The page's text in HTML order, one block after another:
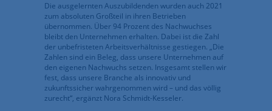
Die ausgelernten Auszubildenden wurden auch 2021
zum absoluten Großteil in ihren Betrieben
übernommen. Über 94 Prozent des Nachwuchses
bleibt den Unternehmen erhalten. Dabei ist die Zahl
der unbefristeten Arbeitsverhältnisse gestiegen. „Die
Zahlen sind ein Beleg, dass unsere Unternehmen auf
den eigenen Nachwuchs setzen. Insgesamt stellen wir
fest, dass unsere Branche als innovativ und
zukunftssicher wahrgenommen wird – und das völlig
zurecht“, ergänzt Nora Schmidt-Kesseler.